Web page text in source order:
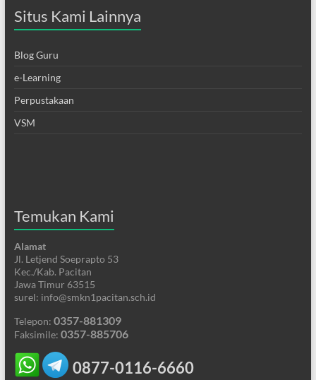
Situs Kami Lainnya
Blog Guru
e-Learning
Perpustakaan
VSM
Temukan Kami
Alamat
Jl. Letjend Soeprapto 53
Kec./Kab. Pacitan
Jawa Timur 63515
surel: info@smkn1pacitan.sch.id
Telepon: 0357-881309
Faksimile: 0357-885706
0877-0116-6660